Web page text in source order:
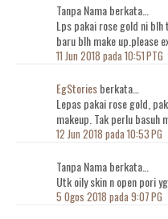
Tanpa Nama berkata…
Lps pakai rose gold ni
baru blh make up.please
11 Jun 2018 pada 10:51 PTG
EgStoriesberkata…
Lepas pakai rose gold,
makeup. Tak perlu basuh
12 Jun 2018 pada 10:53 PG
Tanpa Nama berkata…
Utk oily skin n open pori
5 Ogos 2018 pada 9:07 PG